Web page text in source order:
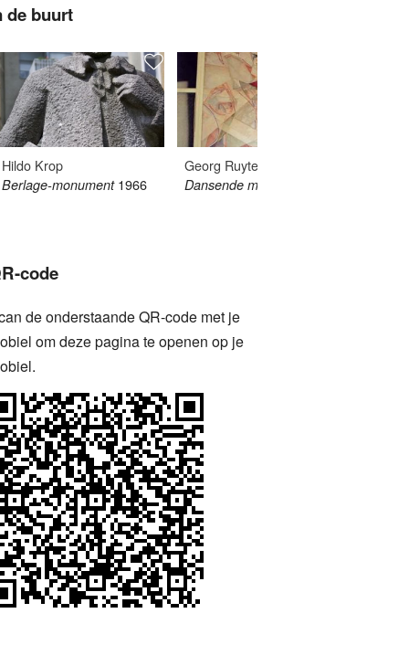
de buurt
Hildo Krop
Berlage-monument 1966
Georg Ruyter
Dansende meisjes
code
de onderstaande QR-code met je
om deze pagina te openen op je